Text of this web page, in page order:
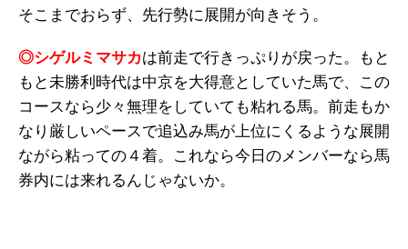
そこまでおらず、先行勢に展開が向きそう。
◎シゲルミマサカは前走で行きっぷりが戻った。もと
もと未勝利時代は中京を大得意としていた馬で、この
コースなら少々無理をしていても粘れる馬。前走もか
なり厳しいペースで追込み馬が上位にくるような展開
ながら粘っての４着。これなら今日のメンバーなら馬
券内には来れるんじゃないか。